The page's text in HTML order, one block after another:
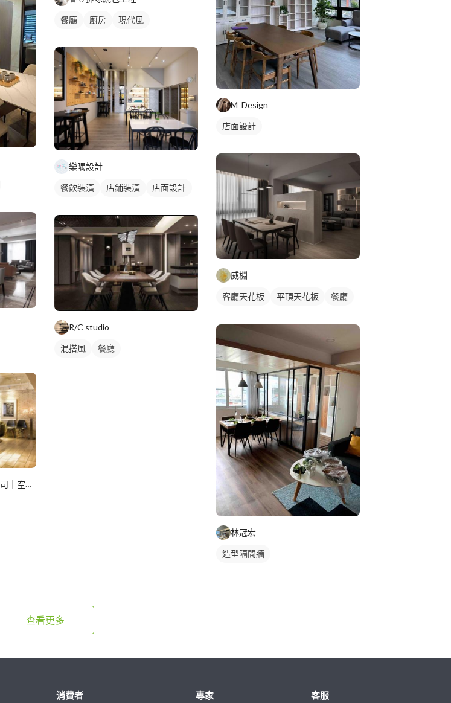
費思文創設計顧問有限公司｜空間設計部門
餐廳 廚房 現代風
樂隅設計
餐飲裝潢 店鋪裝潢 店面設計
R/C studio
混搭風 餐廳
M_Design
店面設計
威棩
客廳天花板 平頂天花板
餐廳
林冠宏
造型隔間牆
查看更多
消費者 專家 客服